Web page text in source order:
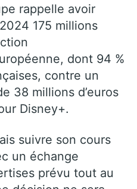
rappelle avoir
175 millions
dont 94 %
contre un
38 millions d’euros
Disney+.
suivre son cours
un échange
prévu tout au